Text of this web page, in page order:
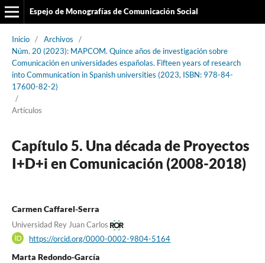
Espejo de Monografías de Comunicación Social
Inicio / Archivos
/
Núm. 20 (2023): MAPCOM. Quince años de investigación sobre
Comunicación en universidades españolas. Fifteen years of research
into Communication in Spanish universities (2023, ISBN: 978-84-
17600-82-2)
/
Artículos
Capítulo 5. Una década de Proyectos
I+D+i en Comunicación (2008-2018)
Carmen Caffarel-Serra
Universidad Rey Juan Carlos
https://orcid.org/0000-0002-9804-5164
Marta Redondo-García